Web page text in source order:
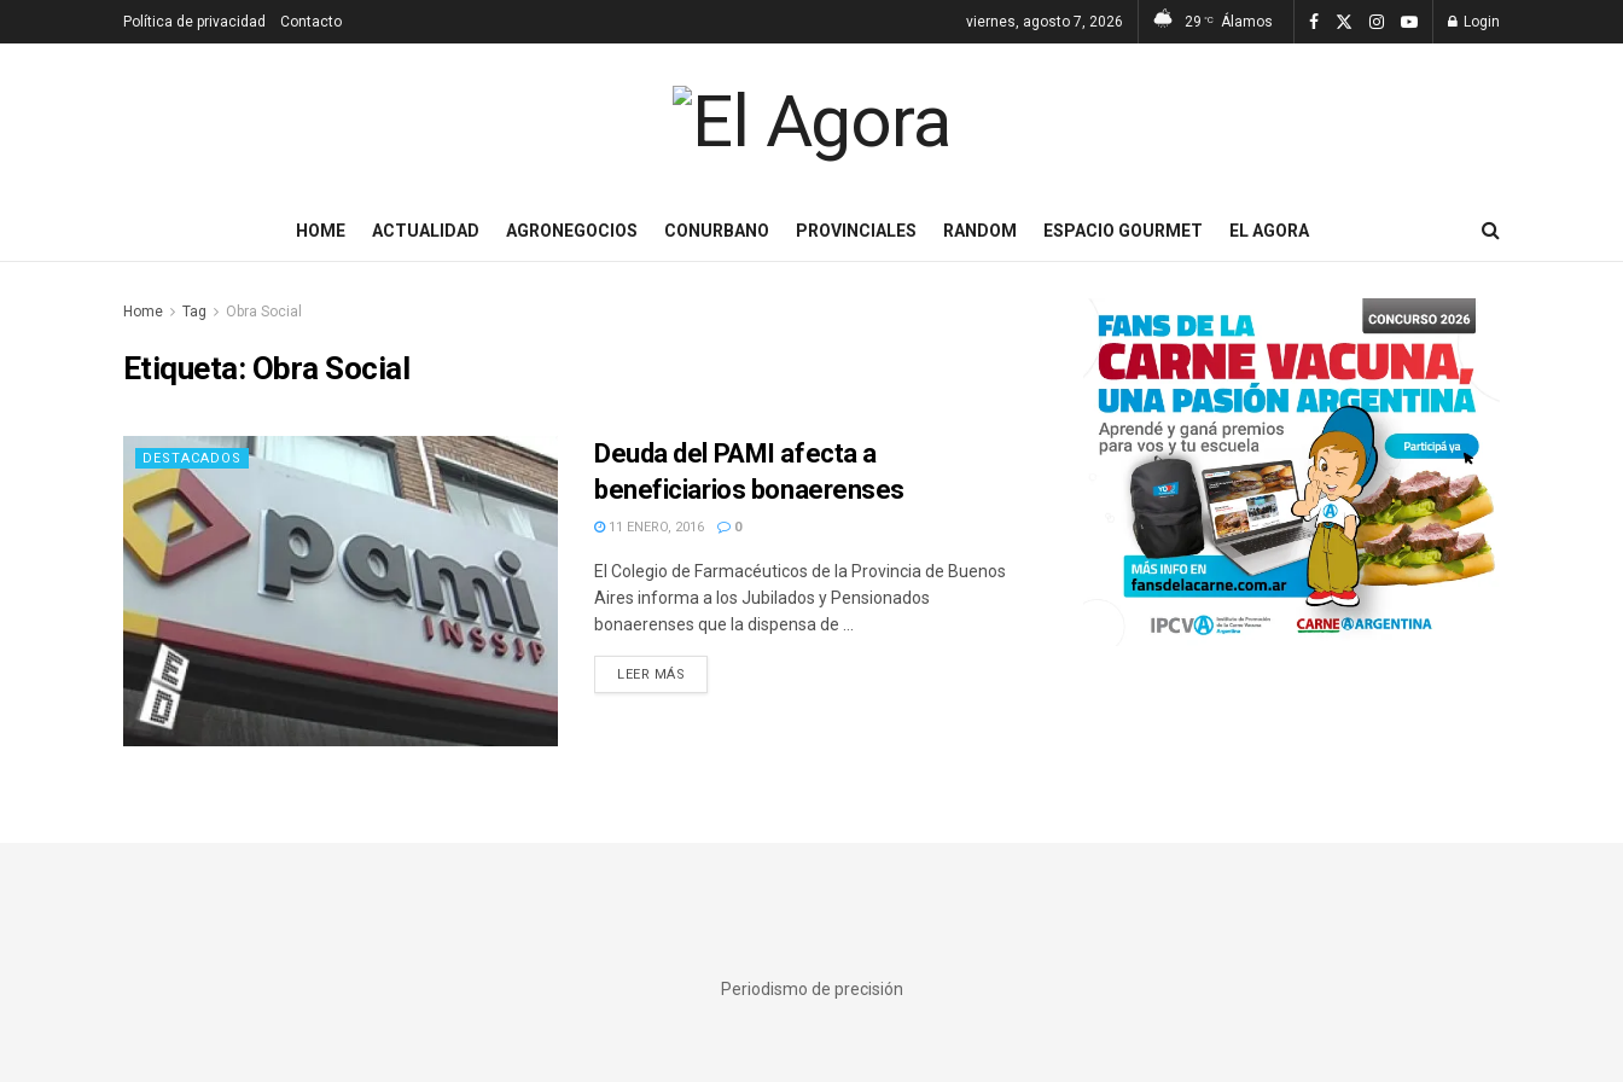
Política de privacidad Contacto viernes, agosto 7, 2026 29 °C Álamos Login
HOME ACTUALIDAD AGRONEGOCIOS CONURBANO PROVINCIALES RANDOM ESPACIO GOURMET EL AGORA
Home Tag Obra Social
Etiqueta: Obra Social
DESTACADOS
Deuda del PAMI afecta a
beneficiarios bonaerenses
11 ENERO, 2016 0
El Colegio de Farmacéuticos de la Provincia de Buenos
Aires informa a los Jubilados y Pensionados
bonaerenses que la dispensa de ...
LEER MÁS
Periodismo de precisión